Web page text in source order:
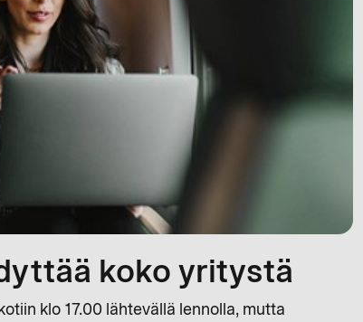
koko yritystä
klo 17.00 lähtevällä lennolla, mutta